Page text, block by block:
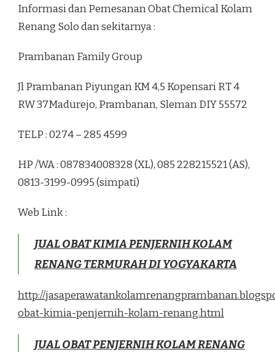
Informasi dan Pemesanan Obat Chemical Kolam
Renang Solo dan sekitarnya :
Prambanan Family Group
Jl Prambanan Piyungan KM 4,5 Kopensari RT 4
RW 37Madurejo, Prambanan, Sleman DIY 55572
TELP : 0274 – 285 4599
HP /WA : 087834008328 (XL), 085 228215521 (AS),
0813-3199-0995 (simpati)
Web Link :
JUAL OBAT KIMIA PENJERNIH KOLAM
RENANG TERMURAH DI YOGYAKARTA
http://
obat-kimia-penjernih-kolam-renang.html
JUAL OBAT PENJERNIH KOLAM RENANG